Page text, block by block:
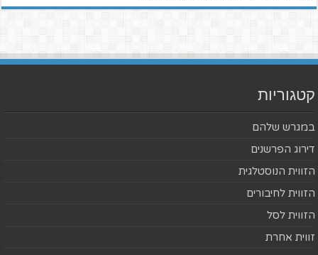
קטגוריות
במגרש שלהם
דירוג הפרשנים
הזווית הנוסטלגית
הזווית לחיבורים
הזווית לסל
זווית אחרת